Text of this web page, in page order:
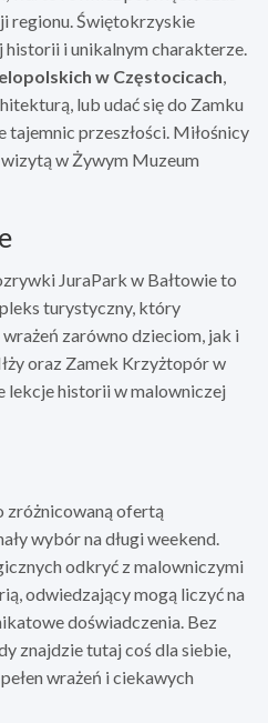
regionu. Świętokrzyskie
i unikalnym charakterze.
w Częstocicach
lub udać się do Zamku
przeszłości. Miłośnicy
w Żywym Muzeum
JuraPark w Bałtowie to
turystyczny, który
zarówno dzieciom, jak i
oraz Zamek Krzyżtopór w
lekcje historii w malowniczej
zróżnicowaną ofertą
wybór na długi weekend.
odkryć z malowniczymi
odwiedzający mogą liczyć na
doświadczenia. Bez
znajdzie tutaj coś dla siebie,
wrażeń i ciekawych